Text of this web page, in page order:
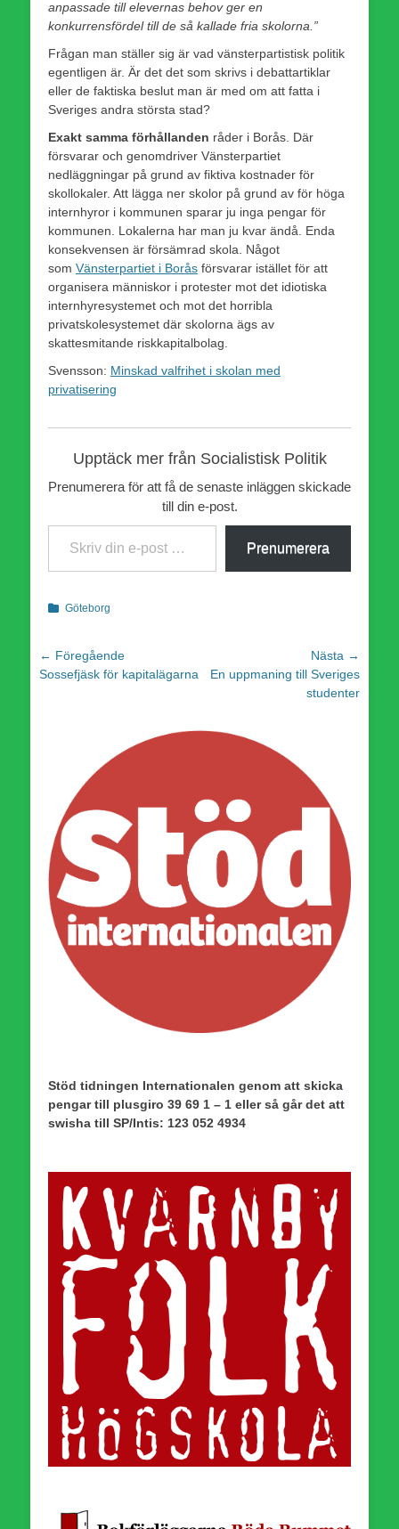
anpassade till elevernas behov ger en
konkurrensfördel till de så kallade fria skolorna.”
Frågan man ställer sig är vad vänsterpartistisk politik
egentligen är. Är det det som skrivs i debattartiklar
eller de faktiska beslut man är med om att fatta i
Sveriges andra största stad?
Exakt samma förhållanden råder i Borås. Där
försvarar och genomdriver Vänsterpartiet
nedläggningar på grund av fiktiva kostnader för
skollokaler. Att lägga ner skolor på grund av för höga
internhyror i kommunen sparar ju inga pengar för
kommunen. Lokalerna har man ju kvar ändå. Enda
konsekvensen är försämrad skola. Något
som Vänsterpartiet i Borås försvarar istället för att
organisera människor i protester mot det idiotiska
internhyresystemet och mot det horribla
privatskolesystemet där skolorna ägs av
skattesmitande riskkapitalbolag.
Svensson: Minskad valfrihet i skolan med
privatisering
Upptäck mer från Socialistisk Politik
Prenumerera för att få de senaste inläggen skickade
till din e-post.
Skriv din e-post …
Prenumerera
Kategorier
Göteborg
Inläggsnavigering
← Föregående
Föregående
Sossefjäsk för kapitalägarna
Nästa →
Nästa
En uppmaning till Sveriges
studenter
Stöd tidningen Internationalen genom att skicka
pengar till plusgiro 39 69 1 – 1 eller så går det att
swisha till SP/Intis: 123 052 4934